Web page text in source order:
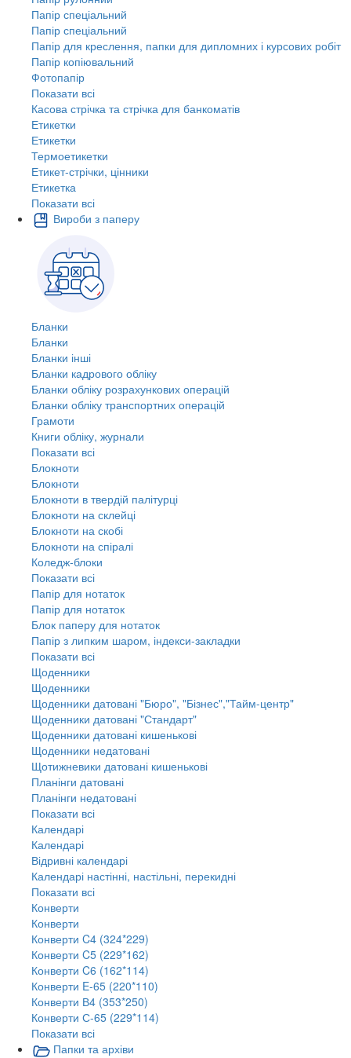
Папір спеціальний
Папір спеціальний
Папір для креслення, папки для дипломних і курсових робіт
Папір копіювальний
Фотопапір
Показати всі
Касова стрічка та стрічка для банкоматів
Етикетки
Етикетки
Термоетикетки
Етикет-стрічки, цінники
Етикетка
Показати всі
Вироби з паперу
Бланки
Бланки
Бланки інші
Бланки кадрового обліку
Бланки обліку розрахункових операцій
Бланки обліку транспортних операцій
Грамоти
Книги обліку, журнали
Показати всі
Блокноти
Блокноти
Блокноти в твердій палітурці
Блокноти на склейці
Блокноти на скобі
Блокноти на спіралі
Коледж-блоки
Показати всі
Папір для нотаток
Папір для нотаток
Блок паперу для нотаток
Папір з липким шаром, індекси-закладки
Показати всі
Щоденники
Щоденники
Щоденники датовані "Бюро", "Бізнес","Тайм-центр"
Щоденники датовані "Стандарт"
Щоденники датовані кишенькові
Щоденники недатовані
Щотижневики датовані кишенькові
Планінги датовані
Планінги недатовані
Показати всі
Календарі
Календарі
Відривні календарі
Календарі настінні, настільні, перекидні
Показати всі
Конверти
Конверти
Конверти C4 (324*229)
Конверти C5 (229*162)
Конверти C6 (162*114)
Конверти E-65 (220*110)
Конверти В4 (353*250)
Конверти С-65 (229*114)
Показати всі
Папки та архіви